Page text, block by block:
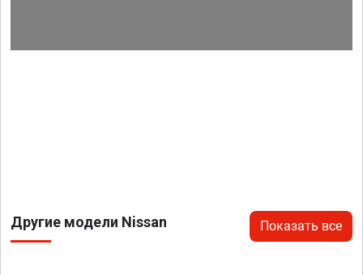
Другие модели Nissan Показать все